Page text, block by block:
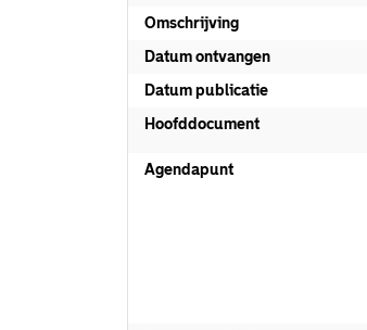
Omschrijving
Datum ontvangen
Datum publicatie
Hoofddocument
Agendapunt